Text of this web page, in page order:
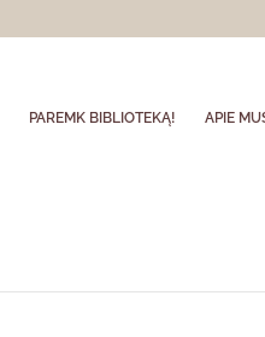
PAREMK BIBLIOTEKĄ! APIE